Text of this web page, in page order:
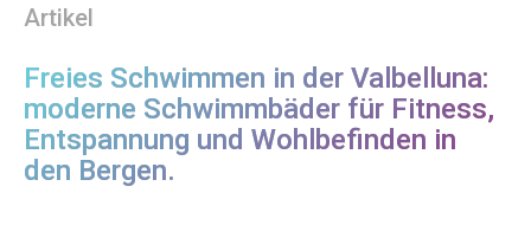
Artikel
Freies Schwimmen in der Valbelluna:
moderne Schwimmbäder für Fitness,
Entspannung und Wohlbefinden in
den Bergen.